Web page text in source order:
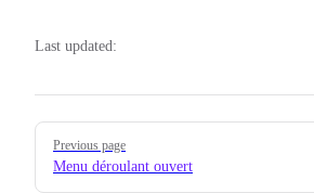
Last updated:
Pager
Previous page
Menu déroulant ouvert